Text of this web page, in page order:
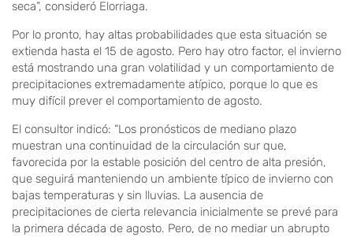
seca”, consideró Elorriaga.
Por lo pronto, hay altas probabilidades que esta situación se
extienda hasta el 15 de agosto. Pero hay otro factor, el invierno
está mostrando una gran volatilidad y un comportamiento de
precipitaciones extremadamente atípico, porque lo que es
muy difícil prever el comportamiento de agosto.
El consultor indicó: “Los pronósticos de mediano plazo
muestran una continuidad de la circulación sur que,
favorecida por la estable posición del centro de alta presión,
que seguirá manteniendo un ambiente típico de invierno con
bajas temperaturas y sin lluvias. La ausencia de
precipitaciones de cierta relevancia inicialmente se prevé para
la primera década de agosto. Pero, de no mediar un abrupto